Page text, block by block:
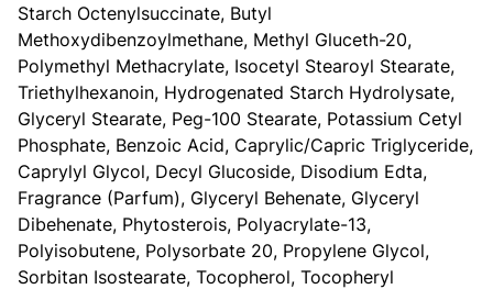
Starch Octenylsuccinate, Butyl
Methoxydibenzoylmethane, Methyl Gluceth-20,
Polymethyl Methacrylate, Isocetyl Stearoyl Stearate,
Triethylhexanoin, Hydrogenated Starch Hydrolysate,
Glyceryl Stearate, Peg-100 Stearate, Potassium Cetyl
Phosphate, Benzoic Acid, Caprylic/Capric Triglyceride,
Caprylyl Glycol, Decyl Glucoside, Disodium Edta,
Fragrance (Parfum), Glyceryl Behenate, Glyceryl
Dibehenate, Phytosterois, Polyacrylate-13,
Polyisobutene, Polysorbate 20, Propylene Glycol,
Sorbitan Isostearate, Tocopherol, Tocopheryl